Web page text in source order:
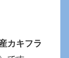
カキフラ